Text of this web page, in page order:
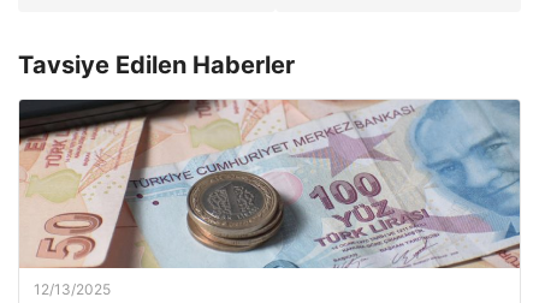
Tavsiye Edilen Haberler
12/13/2025